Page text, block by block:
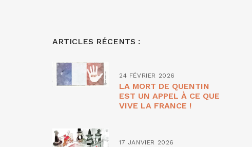
ARTICLES RÉCENTS :
24 FÉVRIER 2026
LA MORT DE QUENTIN
EST UN APPEL À CE QUE
VIVE LA FRANCE !
17 JANVIER 2026